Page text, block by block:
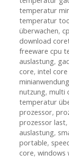
temperatur
temperatur
überwachen,
download
freeware cpu
auslastung,
core, intel core
nutzung, multi
temperatur
prozessor,
prozessor last,
auslastung,
portable,
core, windows